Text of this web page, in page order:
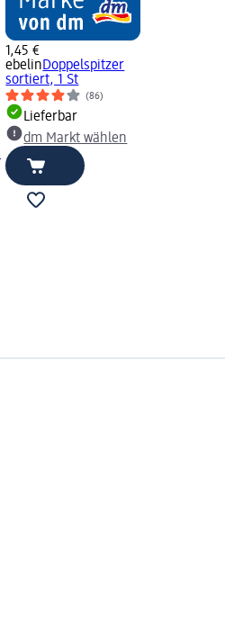
1,45 €
ebelinDoppelspitzer
sortiert, 1 St
(86)
Lieferbar
dm Markt wählen